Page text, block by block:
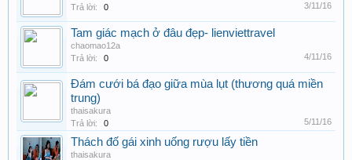
Trả lời:
0 3/11/16
Tam giác mạch ở đâu đẹp- lienviettravel
chaomao12a
Trả lời:
0 4/11/16
Đám cưới bá đạo giữa mùa lụt (thương quá miền
trung)
thaisakura
Trả lời:
0 5/11/16
Thách đố gái xinh uống rượu lấy tiền
thaisakura